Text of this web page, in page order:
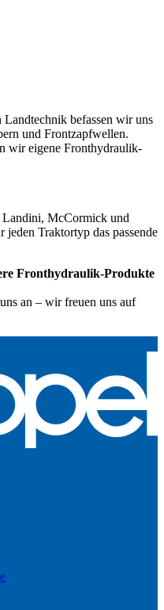
befassen wir uns
und Frontzapfwellen.
wir eigene Fronthydraulik-
McCormick und
jeden Traktortyp das passende
Fronthydraulik-Produkte
an – wir freuen uns auf